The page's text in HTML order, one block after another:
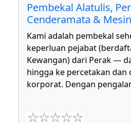
Pembekal Alatulis,
Cenderamata &
Kami adalah pembekal
keperluan pejabat
Kewangan) dari Perak —
hingga ke percetakan dan
korporat. Dengan